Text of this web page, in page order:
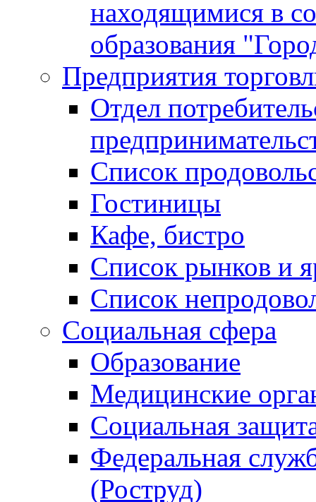
находящимися в
образования
Предприятия
Отдел
Список
Гостиницы
Кафе, бистро
Cписок рынков и
Список
Социальная сфера
Образование
Медицинские
Социальная
Федеральная
(Роструд)